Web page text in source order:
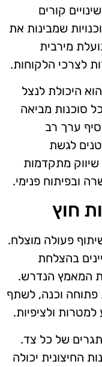
קורים
שמבינות את
מירבית
לצרכי הלקוחות.
היכולת לנצל
כל סוכנות מביאה
ערך רב
לגשת
שיווק מתקדמות
ובפיתוח פנימי.
חוץ
פעולה מוצלח.
בהצלחת
המאמץ הנדרש.
פתוחה וכנה, לשתף
למטרות ולציפיות.
של כל צד.
החיצונית יכולה